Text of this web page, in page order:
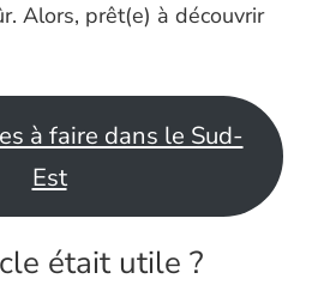
Alors, prêt(e) à découvrir
à faire dans le Sud-
Est
était utile ?